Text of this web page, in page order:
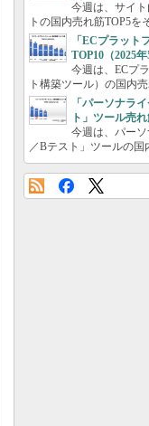
今週は、サイ
トの国内売れ筋TOP5を
「ECプラット
TOP10（2025年
今週は、ECプ
ト構築ツール）の国内
「パーソナラ
ト」ツール売
今週は、パー
／Bテスト」ツールの国